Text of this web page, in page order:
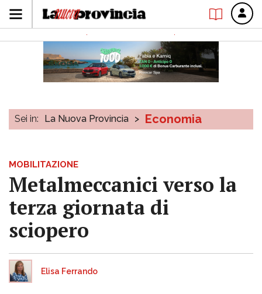
Sei in: La Nuova Provincia > Economia
MOBILITAZIONE
Metalmeccanici verso la
terza giornata di
sciopero
Elisa Ferrando